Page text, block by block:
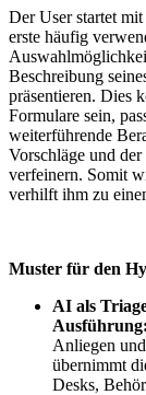
Der User startet
erste häufig
Beschreibung
präsentieren. Dies
Formulare sein,
weiterführende
Vorschläge und der
verfeinern. Somit
verhilft ihm zu
Muster für den
AI als
Ausführung:
Anliegen
übernimmt
Desks,